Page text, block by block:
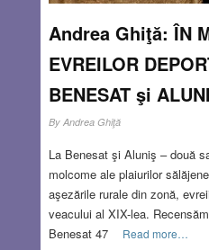
Andrea Ghiţă: ÎN
EVREILOR
BENESAT şi
By Andrea Ghiţă
La Benesat şi Aluniş – două
molcome ale plaiurilor
aşezările rurale din zonă,
veacului al XIX-lea.
Benesat 47
Read more…